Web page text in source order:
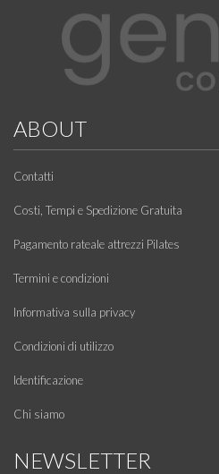
ABOUT
Contatti
Costi, Tempi e Spedizione Gratuita
Pagamento rateale attrezzi Pilates
Termini e condizioni
Informativa sulla privacy
Condizioni di utilizzo
Identificazione
Chi siamo
NEWSLETTER